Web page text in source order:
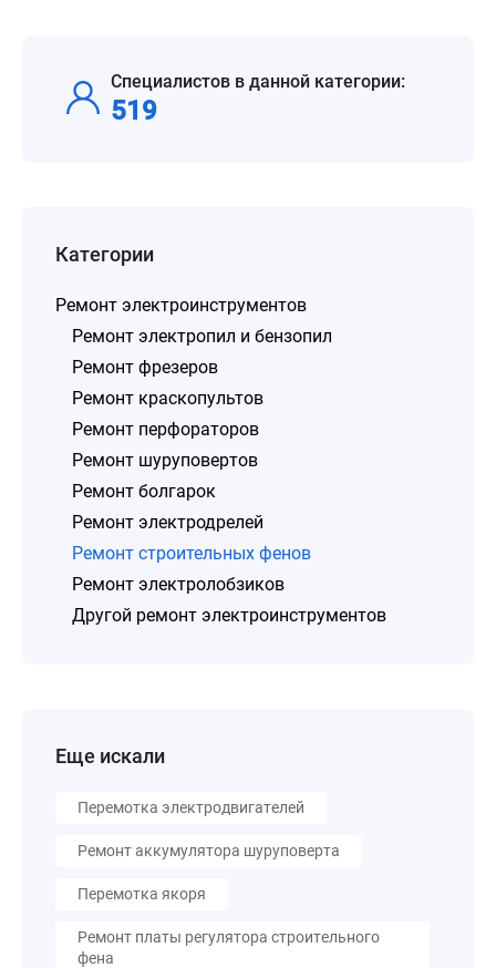
Специалистов в данной категории:
519
Категории
Ремонт электроинструментов
Ремонт электропил и бензопил
Ремонт фрезеров
Ремонт краскопультов
Ремонт перфораторов
Ремонт шуруповертов
Ремонт болгарок
Ремонт электродрелей
Ремонт строительных фенов
Ремонт электролобзиков
Другой ремонт электроинструментов
Еще искали
Перемотка электродвигателей
Ремонт аккумулятора шуруповерта
Перемотка якоря
Ремонт платы регулятора строительного
фена